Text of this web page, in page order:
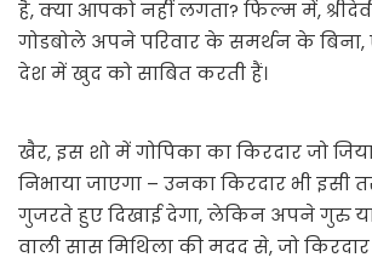
है, क्या आपको नहीं लगता? फिल्म में,
गोडबोले अपने परिवार के समर्थन के बिना,
देश में खुद को साबित करती हैं।
खैर, इस शो में गोपिका का किरदार जो
निभाया जाएगा – उनका किरदार भी इसी
गुजरते हुए दिखाई देगा, लेकिन अपने गुरु
वाली सास मिथिला की मदद से, जो किरदार